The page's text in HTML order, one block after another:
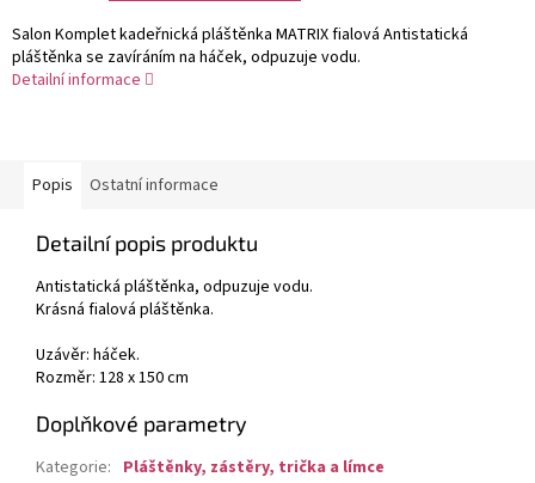
Salon Komplet kadeřnická pláštěnka MATRIX fialová Antistatická
pláštěnka se zavíráním na háček, odpuzuje vodu.
Detailní informace
Popis Ostatní informace
Detailní popis produktu
Antistatická pláštěnka, odpuzuje vodu.
Krásná fialová pláštěnka.
Uzávěr: háček.
Rozměr: 128 x 150 cm
Doplňkové parametry
Kategorie: Pláštěnky, zástěry, trička a límce